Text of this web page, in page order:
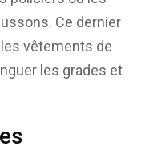
Ce dernier
vêtements de
les grades et